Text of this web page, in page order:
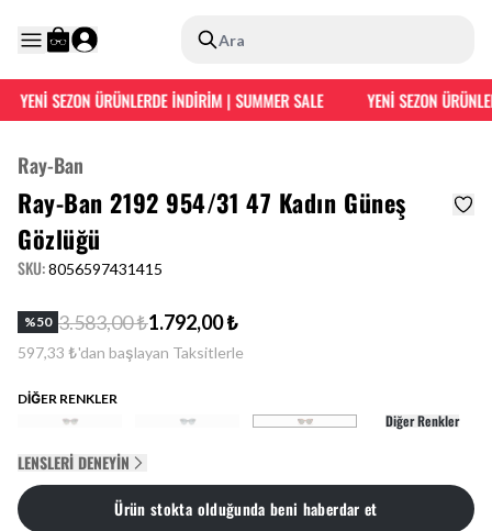
Ara
YENİ SEZON ÜRÜNLERDE İNDİRİM | SUMMER SALE YENİ SEZON
Ray-Ban
Ray-Ban 2192 954/31 47 Kadın Güneş
Gözlüğü
SKU:8056597431415
%50 3.583,00 ₺1.792,00 ₺
597,33 ₺'dan başlayan Taksitlerle
DİĞER RENKLER
Diğer Renkler
LENSLERI DENEYIN
Ürün stokta olduğunda beni haberdar et